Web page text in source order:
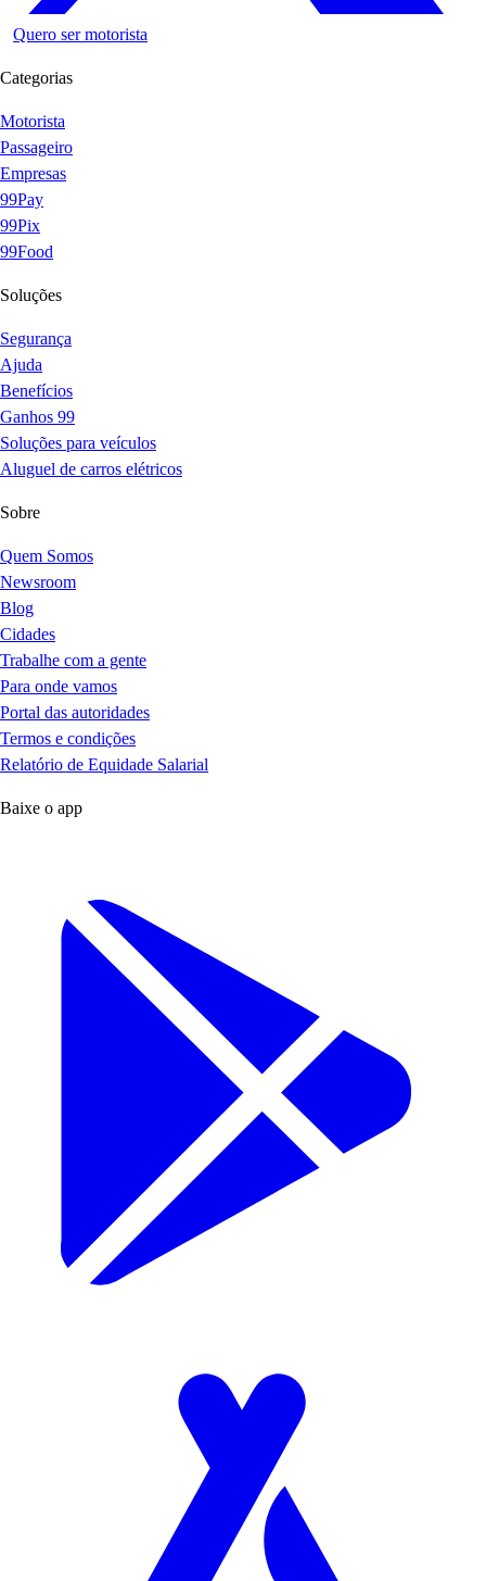
Quero ser motorista
Categorias
Motorista
Passageiro
Empresas
99Pay
99Pix
99Food
Soluções
Segurança
Ajuda
Benefícios
Ganhos 99
Soluções para veículos
Aluguel de carros elétricos
Sobre
Quem Somos
Newsroom
Blog
Cidades
Trabalhe com a gente
Para onde vamos
Portal das autoridades
Termos e condições
Relatório de Equidade Salarial
Baixe o app